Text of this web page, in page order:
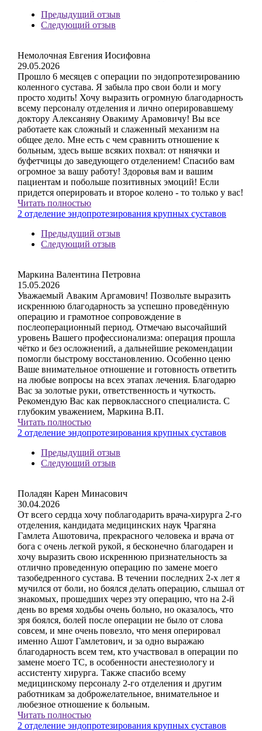
Предыдущий отзыв
Следующий отзыв
Немолочная Евгения Иосифовна
29.05.2026
Прошло 6 месяцев с операции по эндопротезированию
коленного сустава. Я забыла про свои боли и могу
просто ходить! Хочу выразить огромную благодарность
всему персоналу отделения и лично оперировавшему
доктору Алексаняну Овакиму Арамовичу! Вы все
работаете как сложный и слаженный механизм на
общее дело. Мне есть с чем сравнить отношение к
больным, здесь выше всяких похвал: от нянячки и
буфетчицы до заведующего отделением! Спасибо вам
огромное за вашу работу! Здоровья вам и вашим
пациентам и побольше позитивных эмоций! Если
придется оперировать и второе колено - то только у вас!
Читать полностью
2 отделение эндопротезирования крупных суставов
Предыдущий отзыв
Следующий отзыв
Маркина Валентина Петровна
15.05.2026
Уважаемый Аваким Аргамович! Позвольте выразить
искреннюю благодарность за успешно проведённую
операцию и грамотное сопровождение в
послеоперационный период. Отмечаю высочайший
уровень Вашего профессионализма: операция прошла
чётко и без осложнений, а дальнейшие рекомендации
помогли быстрому восстановлению. Особенно ценю
Ваше внимательное отношение и готовность ответить
на любые вопросы на всех этапах лечения. Благодарю
Вас за золотые руки, ответственность и чуткость.
Рекомендую Вас как первоклассного специалиста. С
глубоким уважением, Маркина В.П.
Читать полностью
2 отделение эндопротезирования крупных суставов
Предыдущий отзыв
Следующий отзыв
Поладян Карен Минасович
30.04.2026
От всего сердца хочу поблагодарить врача-хирурга 2-го
отделения, кандидата медицинских наук Чрагяна
Гамлета Ашотовича, прекрасного человека и врача от
бога с очень легкой рукой, я бесконечно благодарен и
хочу выразить свою искреннюю признательность за
отлично проведенную операцию по замене моего
тазобедренного сустава. В течении последних 2-х лет я
мучился от боли, но боялся делать операцию, слышал от
знакомых, прошедших через эту операцию, что на 2-й
день во время ходьбы очень больно, но оказалось, что
зря боялся, болей после операции не было от слова
совсем, и мне очень повезло, что меня оперировал
именно Ашот Гамлетович, и за одно выражаю
благодарность всем тем, кто участвовал в операции по
замене моего ТС, в особенности анестезиологу и
ассистенту хирурга. Также спасибо всему
медицинскому персоналу 2-го отделения и другим
работникам за доброжелательное, внимательное и
любезное отношение к больным.
Читать полностью
2 отделение эндопротезирования крупных суставов